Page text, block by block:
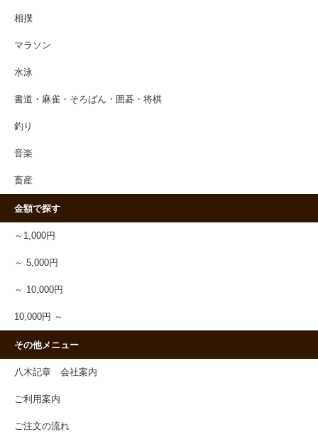
相撲
マラソン
水泳
書道・麻雀・そろばん・囲碁・将棋
釣り
音楽
畜産
金額で探す
～1,000円
～ 5,000円
～ 10,000円
10,000円 ～
その他メニュー
八木記章 会社案内
ご利用案内
ご注文の流れ